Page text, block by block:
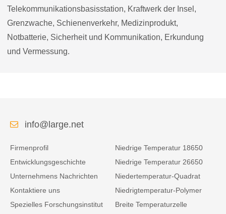
Telekommunikationsbasisstation, Kraftwerk der Insel,
Grenzwache, Schienenverkehr, Medizinprodukt,
Notbatterie, Sicherheit und Kommunikation, Erkundung
und Vermessung.
info@large.net
Firmenprofil
Entwicklungsgeschichte
Unternehmens Nachrichten
Kontaktiere uns
Spezielles Forschungsinstitut
Niedrige Temperatur 18650
Niedrige Temperatur 26650
Niedertemperatur-Quadrat
Niedrigtemperatur-Polymer
Breite Temperaturzelle